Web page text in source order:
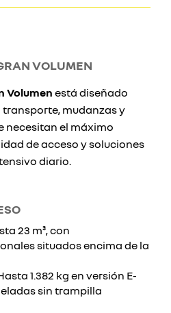
VOLUMEN
Volumen está diseñado
mudanzas y
necesitan el máximo
de acceso y soluciones
diario.
23 m³, con
situados encima de la
1.382 kg en versión E-
sin trampilla